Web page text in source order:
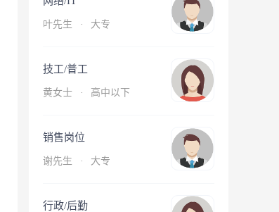
叶先生 · 大专
技工/普工
黄女士 · 高中以下
销售岗位
谢先生 · 大专
行政/后勤